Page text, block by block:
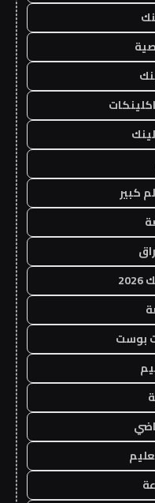
كبير
بوست